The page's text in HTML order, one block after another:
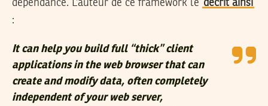
dépendance. L’auteur de ce framework le décrit ainsi
:
It can help you build full “thick” client
applications in the web browser that can
create and modify data, often completely
independent of your web server,